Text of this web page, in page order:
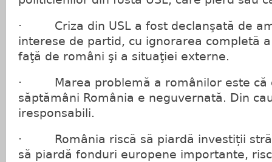
· Criza din USL a fost declanşată de
interese de partid, cu ignorarea completă
faţă de români şi a situaţiei externe.
· Marea problemă a românilor este că
săptămâni România e neguvernată. Din
iresponsabili.
· România riscă să piardă investiții
să piardă fonduri europene importante,